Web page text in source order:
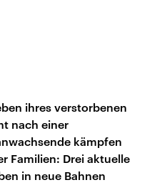
ihres verstorbenen
nach einer
kämpfen
Familien: Drei aktuelle
in neue Bahnen